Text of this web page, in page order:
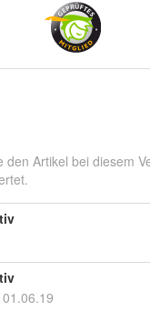
den Artikel bei diesem
01.06.19